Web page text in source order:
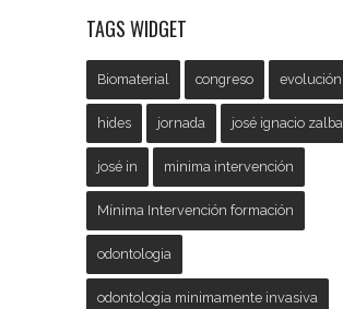
TAGS WIDGET
Biomaterial congreso evolución
hides jornada josé ignacio zalba
josé in minima intervención
Mínima Intervención formación
odontologia
odontologia minimamente invasiva